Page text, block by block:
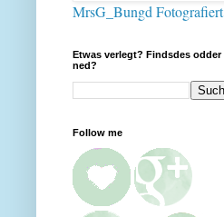
MrsG_Bungd Fotografiert
Etwas verlegt? Findsdes odder
ned?
Follow me